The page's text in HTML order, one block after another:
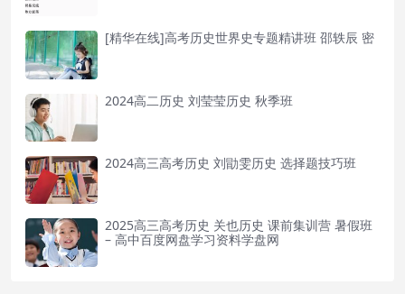
[精华在线]高考历史世界史专题精讲班 邵轶辰 密
2024高二历史 刘莹莹历史 秋季班
2024高三高考历史 刘勖雯历史 选择题技巧班
2025高三高考历史 关也历史 课前集训营 暑假班
– 高中百度网盘学习资料学盘网